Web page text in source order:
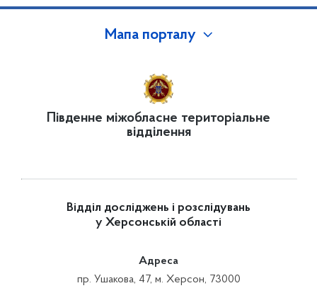
Мапа порталу
Південне міжобласне територіальне
відділення
Відділ досліджень і розслідувань
у Херсонській області
Адреса
пр. Ушакова, 47, м. Херсон, 73000